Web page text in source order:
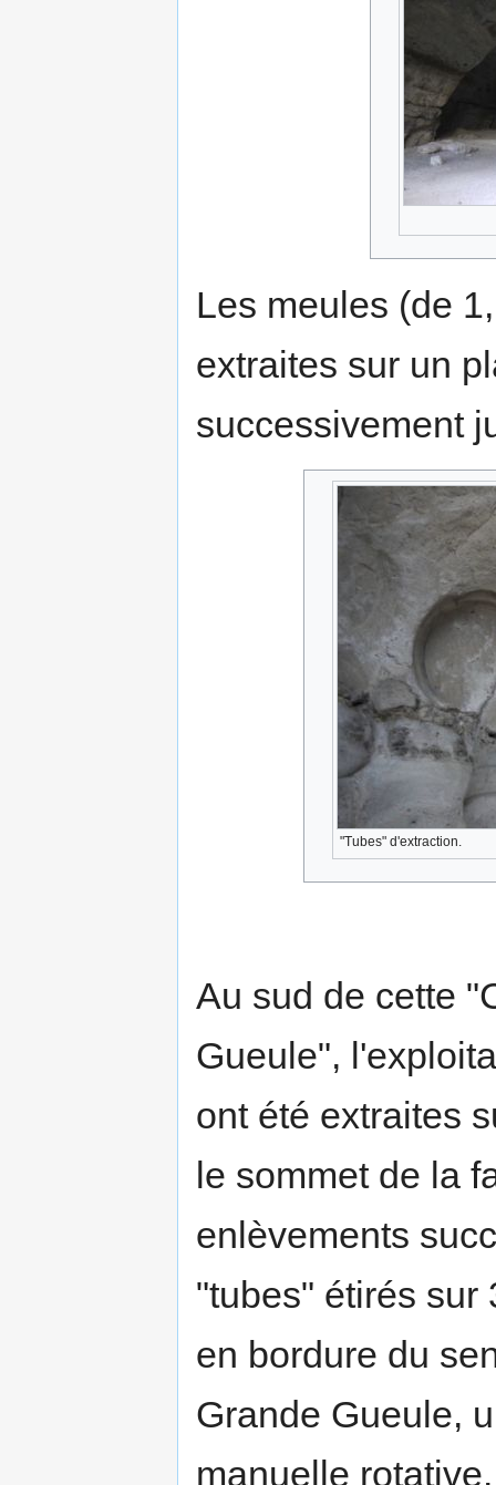
Les meules (de
extraites sur un
successivement
"Tubes" d'extraction.
Au sud de cette
Gueule",
ont été extraites
le sommet de la
enlèvements
"tubes" étirés sur
en bordure du
Grande Gueule,
manuelle